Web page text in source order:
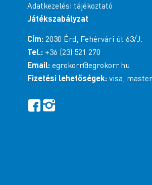
Adatkezelési tájékoztató
Játékszabályzat
Cím: 2030 Érd, Fehérvári út 63/J.
Tel.: +36 (23) 521 270
Email: egrokorr@egrokorr.hu
Fizetési lehetőségek: visa,